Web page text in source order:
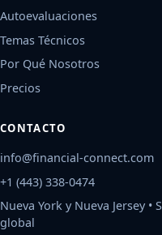
Autoevaluaciones
Temas Técnicos
Por Qué Nosotros
Precios
CONTACTO
info@financial-connect.com
+1 (443) 338-0474
Nueva York y Nueva Jersey
global